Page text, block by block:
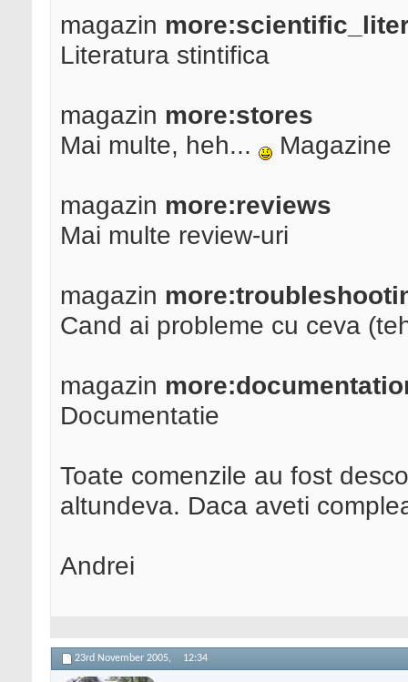
magazin
Literatura stintifica
magazin more:stores
Mai multe, heh...
Magazine
magazin more:reviews
Mai multe review-uri
magazin
Cand ai probleme cu ceva
magazin
Documentatie
Toate comenzile au fost
altundeva. Daca aveti
Andrei
23rd November 2005, 12:34